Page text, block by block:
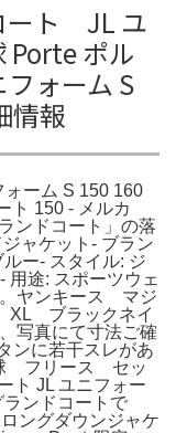
ート JL ユ
Porte ポル
ォーム S
情報
ォーム S 150 160
ト 150 - メルカ
ンドコート」の落
ャケット- ブラン
ー- スタイル: ジ
用途: スポーツウェ
。ヤンキース マジ
ブラックネイ
写真にて寸法ご確
ンに若干スレがあ
フリース セッ
ト JL ユニフォー
ランドコートで
ングダウンジャケ